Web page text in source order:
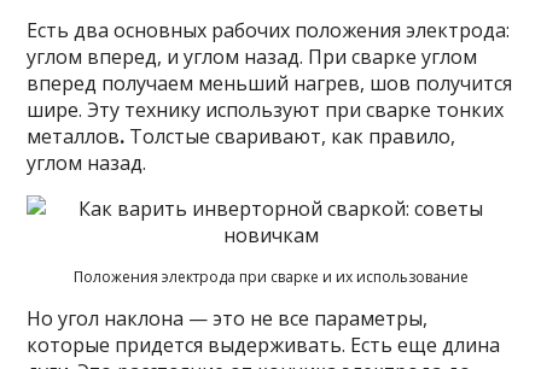
Есть два основных рабочих положения электрода:
углом вперед, и углом назад. При сварке углом
вперед получаем меньший нагрев, шов получится
шире. Эту технику используют при сварке тонких
металлов. Толстые сваривают, как правило,
углом назад.
Положения электрода при сварке и их использование
Но угол наклона — это не все параметры,
которые придется выдерживать. Есть еще длина